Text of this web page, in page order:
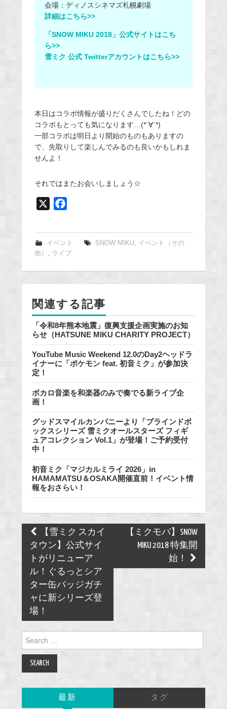
会場：ディノスシネマズ札幌劇場
詳細はこちら>>
「SNOW MIKU 2018」公式サイトはこち
ら>>
雪ミク 公式 Twitterアカウントはこちら>>
本日はコラボ情報が盛りだくさんでしたね！どの
コラボもとっても気になります…(*´∀`*)
一部コラボは明日より開始のものもありますの
で、先取りして楽しんでみるのも良いかもしれま
せんよ！
それではまたお会いしましょう☆
e
b
o
o
イベント SNOW MIKU, イベント（その
他）
ライブ
関連する記事
「令和8年熊本地震」復興支援企画実施のお知
らせ（HATSUNE MIKU CHARITY PROJECT）
YouTube Music Weekend 12.0のDay2ヘッドラ
イナーに「ポケモン feat. 初音ミク」が参加決
定！
ボカロ音楽を和楽器のみで奏でる新ライブ企
画！
グッドスマイルカンパニーより「ブラインドボ
ックスシリーズ 雪ミクオールスターズ フィギ
ュアコレクション Vol.1」が登場！ご予約受付
中！
初音ミク「マジカルミライ 2026」in
HAMAMATSU＆OSAKA開催直前！イベント情
報をおさらい！
Post
navigation
【雪ミク スカイ
タウン】公式サイ
トがリニューア
ル！ぐるっとシア
ター缶バッジガチ
ャに新シリーズ登
場！
【ミクモバ】SNOW
MIKU 2018 特集開
始！
for:
最新 タグ